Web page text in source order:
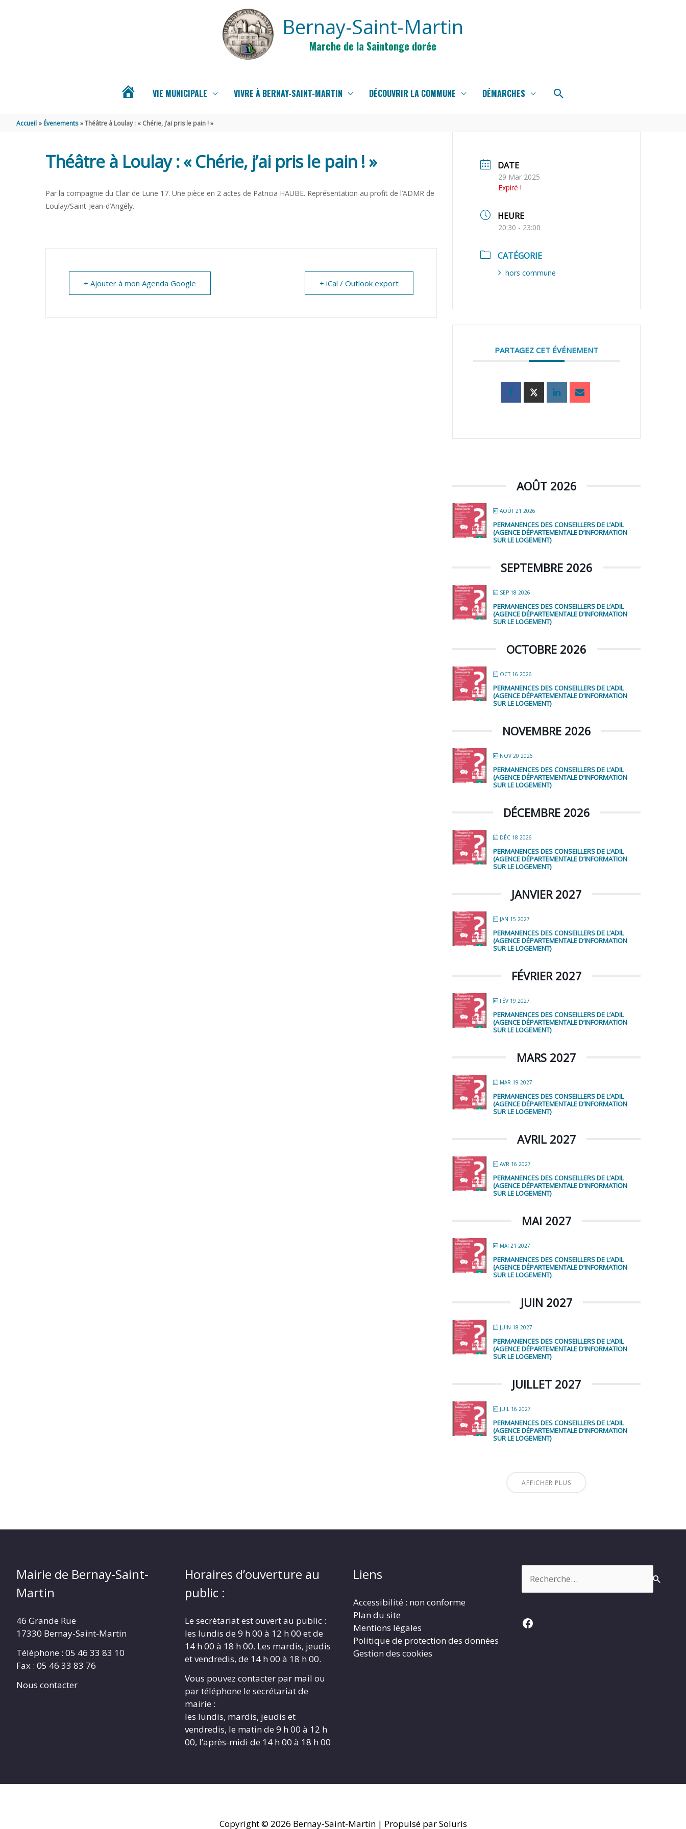
Bernay-Saint-Martin
Marche de la Saintonge dorée
SAINT-
VIE MUNICIPALE VIVRE À BERNAY-SAINT-MARTIN DÉCOUVRIR LA COMMUNE DÉMARCHES Rechercher
Accueil Évenements Théâtre à Loulay : « Chérie, j’ai pris le pain ! »
Théâtre à Loulay : « Chérie, j’ai pris le pain ! »
Par la compagnie du Clair de Lune 17. Une pièce en 2 actes de Patricia HAUBE. Représentation au profit de l’ADMR de
Loulay/Saint-Jean-d’Angély.
+ Ajouter à mon Agenda Google + iCal / Outlook export
DATE
29 Mar 2025
Expiré !
HEURE
20:30 - 23:00
CATÉGORIE
hors commune
PARTAGEZ CET ÉVÉNEMENT
AOÛT 2026
AOÛT 21 2026
PERMANENCES DES CONSEILLERS DE L’ADIL
(AGENCE DÉPARTEMENTALE D’INFORMATION
SUR LE LOGEMENT)
SEPTEMBRE 2026
SEP 18 2026
PERMANENCES DES CONSEILLERS DE L’ADIL
(AGENCE DÉPARTEMENTALE D’INFORMATION
SUR LE LOGEMENT)
OCTOBRE 2026
OCT 16 2026
PERMANENCES DES CONSEILLERS DE L’ADIL
(AGENCE DÉPARTEMENTALE D’INFORMATION
SUR LE LOGEMENT)
NOVEMBRE 2026
NOV 20 2026
PERMANENCES DES CONSEILLERS DE L’ADIL
(AGENCE DÉPARTEMENTALE D’INFORMATION
SUR LE LOGEMENT)
DÉCEMBRE 2026
DÉC 18 2026
PERMANENCES DES CONSEILLERS DE L’ADIL
(AGENCE DÉPARTEMENTALE D’INFORMATION
SUR LE LOGEMENT)
JANVIER 2027
JAN 15 2027
PERMANENCES DES CONSEILLERS DE L’ADIL
(AGENCE DÉPARTEMENTALE D’INFORMATION
SUR LE LOGEMENT)
FÉVRIER 2027
FÉV 19 2027
PERMANENCES DES CONSEILLERS DE L’ADIL
(AGENCE DÉPARTEMENTALE D’INFORMATION
SUR LE LOGEMENT)
MARS 2027
MAR 19 2027
PERMANENCES DES CONSEILLERS DE L’ADIL
(AGENCE DÉPARTEMENTALE D’INFORMATION
SUR LE LOGEMENT)
AVRIL 2027
AVR 16 2027
PERMANENCES DES CONSEILLERS DE L’ADIL
(AGENCE DÉPARTEMENTALE D’INFORMATION
SUR LE LOGEMENT)
MAI 2027
MAI 21 2027
PERMANENCES DES CONSEILLERS DE L’ADIL
(AGENCE DÉPARTEMENTALE D’INFORMATION
SUR LE LOGEMENT)
JUIN 2027
JUIN 18 2027
PERMANENCES DES CONSEILLERS DE L’ADIL
(AGENCE DÉPARTEMENTALE D’INFORMATION
SUR LE LOGEMENT)
JUILLET 2027
JUIL 16 2027
PERMANENCES DES CONSEILLERS DE L’ADIL
(AGENCE DÉPARTEMENTALE D’INFORMATION
SUR LE LOGEMENT)
AFFICHER PLUS
Mairie de Bernay-Saint-
Martin
46 Grande Rue
17330 Bernay-Saint-Martin
Téléphone : 05 46 33 83 10
Fax : 05 46 33 83 76
Nous contacter
Horaires d’ouverture au
public :
Le secrétariat est ouvert au public :
les lundis de 9 h 00 à 12 h 00 et de
14 h 00 à 18 h 00. Les mardis, jeudis
et vendredis, de 14 h 00 à 18 h 00.
Vous pouvez contacter par mail ou
par téléphone le secrétariat de
mairie :
les lundis, mardis, jeudis et
vendredis, le matin de 9 h 00 à 12 h
00, l’après-midi de 14 h 00 à 18 h 00
Liens
Accessibilité : non conforme
Plan du site
Mentions légales
Politique de protection des données
Gestion des cookies
Facebook
Copyright © 2026 Bernay-Saint-Martin| Propulsé par Soluris